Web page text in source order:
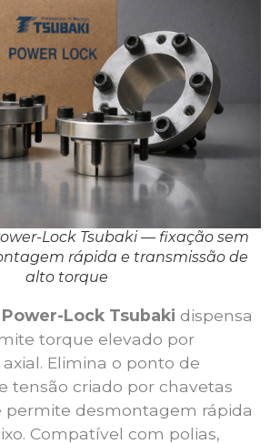
Lock Tsubaki — fixação sem
rápida e transmissão de
alto torque
Power-Lock Tsubaki dispensa
torque elevado por
Elimina o ponto de
tensão criado por chavetas
permite desmontagem rápida
Compatível com polias,